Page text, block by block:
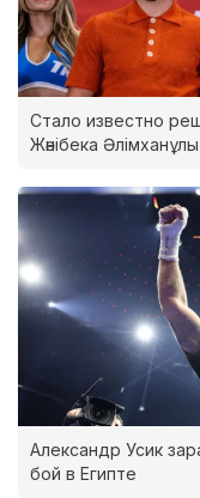
Стало известно
Жәнібека Әлімханұлы
Александр Усик
бой в Египте